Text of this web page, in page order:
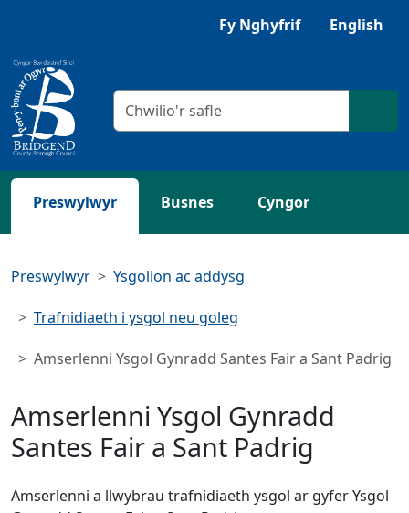
Fy Nghyfrif English
Meini prawf chwilio
Preswylwyr Busnes Cyngor
Preswylwyr Ysgolion ac addysg
Trafnidiaeth i ysgol neu goleg
Amserlenni Ysgol Gynradd Santes Fair a Sant Padrig
Amserlenni Ysgol Gynradd
Santes Fair a Sant Padrig
Amserlenni a llwybrau trafnidiaeth ysgol ar gyfer Ysgol